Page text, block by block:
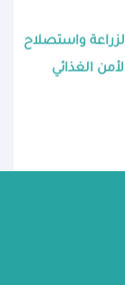
واستصلاح
٢٠٢٧ لتعزيز الأمن الغذائي